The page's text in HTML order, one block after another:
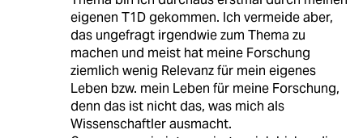
eigenen T1D gekommen. Ich vermeide aber,
das ungefragt irgendwie zum Thema zu
machen und meist hat meine Forschung
ziemlich wenig Relevanz für mein eigenes
Leben bzw. mein Leben für meine Forschung,
denn das ist nicht das, was mich als
Wissenschaftler ausmacht.